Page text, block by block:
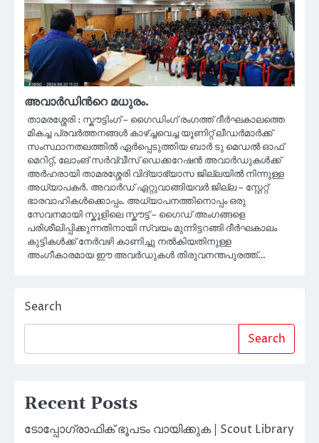
അവാര്‍ഡിന്‍റെ മധുരം.
താമരശ്ശേരി : സ്കൗട്ടിംഗ് – ഗൈഡിംഗ് രംഗത്ത് ദീര്‍ഘകാലത്തെ
മികച്ച പ്രവര്‍ത്തനങ്ങള്‍ കാഴ്ച്ചവെച്ച യൂണിറ്റ് ലീഡര്‍മാര്‍ക്ക്
സംസ്ഥാനതലത്തില്‍ ഏര്‍പ്പെടുത്തിയ ബാര്‍ ടു മെഡല്‍ ഓഫ്
മെറിറ്റ്, ലോംങ് സര്‍വ്വീസ് ഡെക്കറേഷന്‍ അവാര്‍ഡുകള്‍ക്ക്
അര്‍ഹരായി താമരശ്ശേരി വിദ്യാഭ്യാസ ജില്ലയില്‍ നിന്നുള്ള
അധ്യാപകര്‍. അവാര്‍ഡ് ഏറ്റുവാങ്ങിയവര്‍ ജില്ല – സ്റ്റേറ്റ്
ഭാരവാഹികള്‍ക്കൊപ്പം. അധ്യാപനത്തിനൊപ്പം ഒരു
സേവനമായി സ്കൂളിലെ സ്കൗട്ട് – ഗൈഡ് അംഗങ്ങളെ
പരിശീലിപ്പിക്കുന്നതിനായി സ്വയം മുന്നിട്ടറങ്ങി ദീര്‍ഘകാലം
കുട്ടികള്‍ക്ക് നേര്‍വഴി കാണിച്ചു നല്‍കിയതിനുള്ള
അംഗീകാരമായ ഈ അവര്‍ഡുകള്‍ തിരുവനന്തപുരത്ത്…
Search
Search
Recent Posts
ടോപ്പോഗ്രാഫിക് ഭൂപടം വായിക്കുക | Scout Library